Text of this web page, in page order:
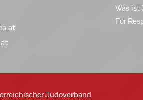
Was ist
Für
Judoverband